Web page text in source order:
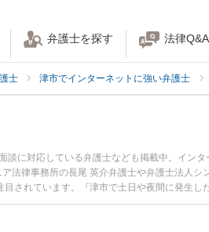
弁護士を探す 法律
士 津市でインターネットに強い弁護士
に対応している弁護士なども掲載中。イン
法律事務所の長尾 英介弁護士や弁護士法人
されています。『津市で土日や夜間に発生し
初回相談無料で肖像権侵害を法律相談できる